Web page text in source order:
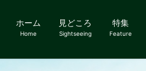
ホーム
Home
見どころ
Sightseeing
特集
Feature